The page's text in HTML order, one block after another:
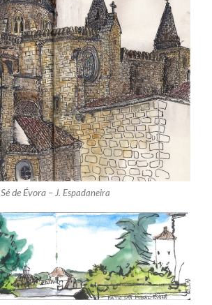
Sé de Évora –J. Espadaneira